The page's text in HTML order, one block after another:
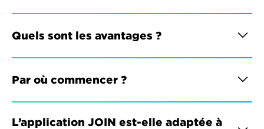
Quels sont les avantages ?
Par où commencer ?
L’application JOIN est-elle adaptée à